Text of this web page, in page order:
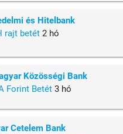
és Hitelbank
rajt betét2 hó
Közösségi Bank
Forint Betét 3 hó
Cetelem Bank